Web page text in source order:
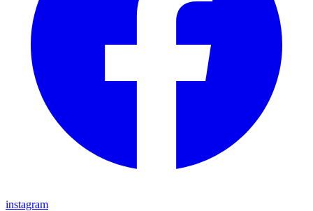
instagram